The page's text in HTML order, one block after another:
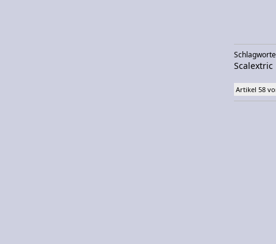
Scalextric
Artikel 58